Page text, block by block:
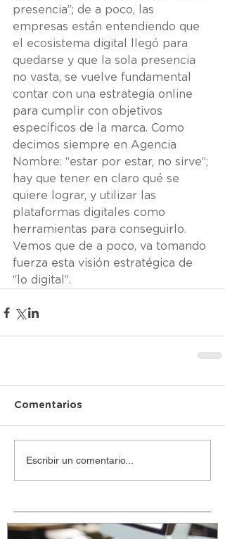
presencia”; de a poco, las
empresas están entendiendo que
el ecosistema digital llegó para
quedarse y que la sola presencia
no vasta, se vuelve fundamental
contar con una estrategia online
para cumplir con objetivos
específicos de la marca. Como
decimos siempre en Agencia
Nombre: “estar por estar, no sirve”;
hay que tener en claro qué se
quiere lograr, y utilizar las
plataformas digitales como
herramientas para conseguirlo.
Vemos que de a poco, va tomando
fuerza esta visión estratégica de
“lo digital”.
Comentarios
Escribir un comentario...